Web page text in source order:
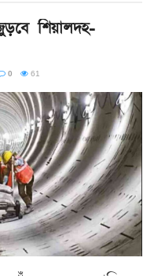
শিয়ালদহ-
0 61